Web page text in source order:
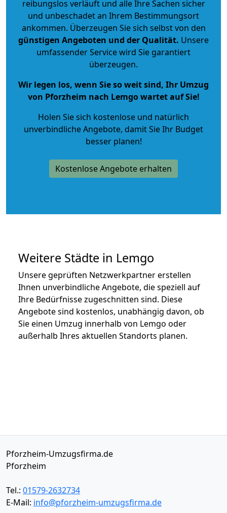
reibungslos verläuft und alle Ihre Sachen sicher
und unbeschadet an Ihrem Bestimmungsort
ankommen. Überzeugen Sie sich selbst von den
günstigen Angeboten und der Qualität. Unsere
umfassender Service wird Sie garantiert
überzeugen.
Wir legen los, wenn Sie so weit sind, Ihr Umzug
von Pforzheim nach Lemgo wartet auf Sie!
Holen Sie sich kostenlose und natürlich
unverbindliche Angebote, damit Sie Ihr Budget
besser planen!
Kostenlose Angebote erhalten
Weitere Städte in Lemgo
Unsere geprüften Netzwerkpartner erstellen
Ihnen unverbindliche Angebote, die speziell auf
Ihre Bedürfnisse zugeschnitten sind. Diese
Angebote sind kostenlos, unabhängig davon, ob
Sie einen Umzug innerhalb von Lemgo oder
außerhalb Ihres aktuellen Standorts planen.
Pforzheim-Umzugsfirma.de
Pforzheim
Tel.: 01579-2632734
E-Mail: info@pforzheim-umzugsfirma.de